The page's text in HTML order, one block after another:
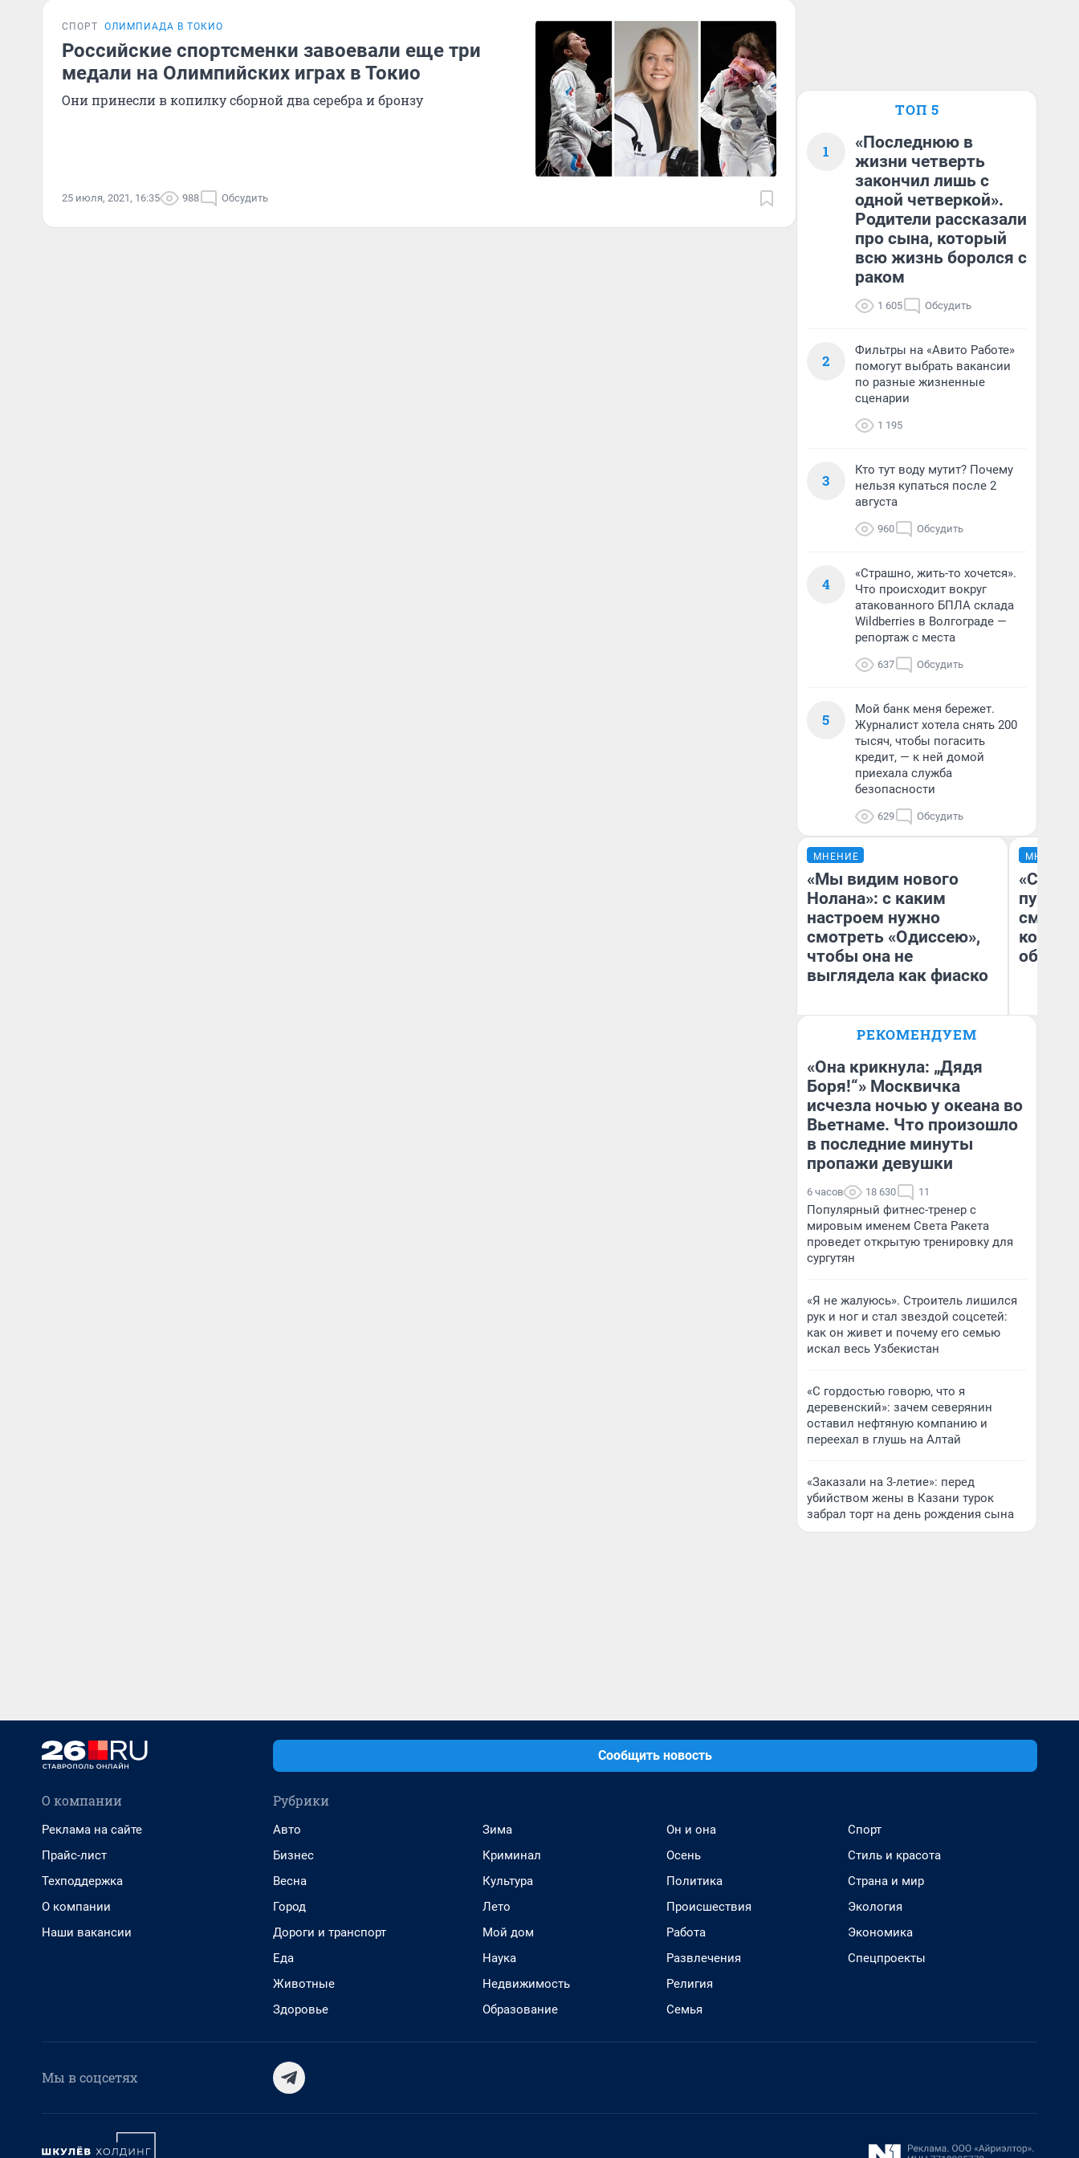
СПОРТ ОЛИМПИАДА В ТОКИО
Российские спортсменки завоевали еще три
медали на Олимпийских играх в Токио
Они принесли в копилку сборной два серебра и бронзу
25 июля, 2021, 16:35 988 Обсудить
ТОП 5
1
«Последнюю в
жизни четверть
закончил лишь с
одной четверкой».
Родители рассказали
про сына, который
всю жизнь боролся с
раком
1 605 Обсудить
2
Фильтры на «Авито Работе»
помогут выбрать вакансии
по разные жизненные
сценарии
1 195
3
Кто тут воду мутит? Почему
нельзя купаться после 2
августа
960 Обсудить
4
«Страшно, жить-то хочется».
Что происходит вокруг
атакованного БПЛА склада
Wildberries в Волгограде —
репортаж с места
637 Обсудить
5
Мой банк меня бережет.
Журналист хотела снять 200
тысяч, чтобы погасить
кредит, — к ней домой
приехала служба
безопасности
629 Обсудить
МНЕНИЕ
«Мы видим нового
Нолана»: с каким
настроем нужно
смотреть «Одиссею»,
чтобы она не
выглядела как фиаско
Надежда Губарь
МНЕНИЕ
РЕКОМЕНДУЕМ
«Она крикнула: „Дядя
Боря!“» Москвичка
исчезла ночью у океана во
Вьетнаме. Что произошло
в последние минуты
пропажи девушки
6 часов 18 630 11
Популярный фитнес-тренер с
мировым именем Света Ракета
проведет открытую тренировку для
сургутян
«Я не жалуюсь». Строитель лишился
рук и ног и стал звездой соцсетей:
как он живет и почему его семью
искал весь Узбекистан
«С гордостью говорю, что я
деревенский»: зачем северянин
оставил нефтяную компанию и
переехал в глушь на Алтай
«Заказали на 3-летие»: перед
убийством жены в Казани турок
забрал торт на день рождения сына
Сообщить новость
О компании
Реклама на сайте
Прайс-лист
Техподдержка
О компании
Наши вакансии
Рубрики
Авто
Бизнес
Весна
Город
Дороги и транспорт
Еда
Животные
Здоровье
Зима
Криминал
Культура
Лето
Мой дом
Наука
Недвижимость
Образование
Он и она
Осень
Политика
Происшествия
Работа
Развлечения
Религия
Семья
Спорт
Стиль и красота
Страна и мир
Экология
Экономика
Спецпроекты
Мы в соцсетях